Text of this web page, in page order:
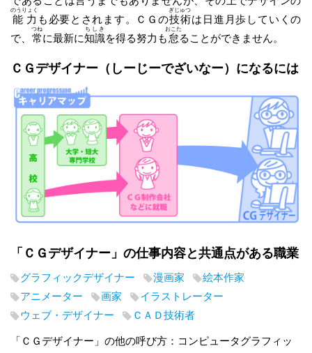
能力
のうりょく
も必要とされます。ＣＧの技術
ぎじゅつ
は日進月歩していくの
で、 常
つね
に最新に知識
ちしき
を得る努力も 怠
おこた
ることができません。
ＣＧデザイナー （しーじーでざいなー） になるには
「ＣＧデザイナー」の仕事内容と共通点がある職業
グラフィックデザイナー 漫画家
絵本作家
アニメーター
画家
イラストレーター
ウェブ・デザイナー
ＣＡＤ技術者
「ＣＧデザイナー」の他の呼び方：コンピュータグラフィッ